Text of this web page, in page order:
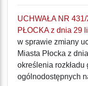
UCHWAŁA NR
PŁOCKA z dnia 29
w sprawie zmiany
Miasta Płocka z
określenia
ogólnodostępnych